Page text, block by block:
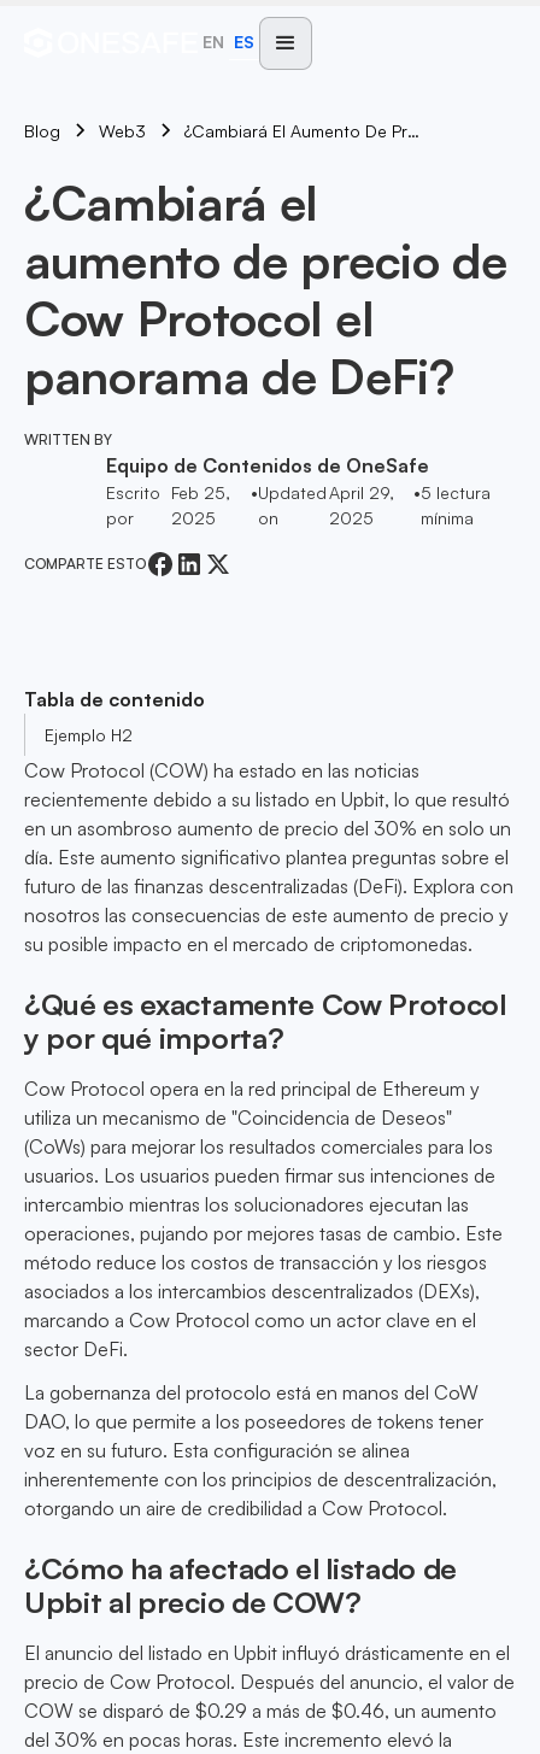
EN ES
Blog Web3 ¿Cambiará El Aumento De Precio De Cow Protocol El Panorama De DeFi?
¿Cambiará el
aumento de precio de
Cow Protocol el
panorama de DeFi?
WRITTEN BY
Equipo de Contenidos de OneSafe
Escrito
por
Feb 25,
2025
•Updated
on
April 29,
2025
•5 lectura
mínima
COMPARTE ESTO
Tabla de contenido
Ejemplo H2
Cow Protocol (COW) ha estado en las noticias
recientemente debido a su listado en Upbit, lo que resultó
en un asombroso aumento de precio del 30% en solo un
día. Este aumento significativo plantea preguntas sobre el
futuro de las finanzas descentralizadas (DeFi). Explora con
nosotros las consecuencias de este aumento de precio y
su posible impacto en el mercado de criptomonedas.
¿Qué es exactamente Cow Protocol
y por qué importa?
Cow Protocol opera en la red principal de Ethereum y
utiliza un mecanismo de "Coincidencia de Deseos"
(CoWs) para mejorar los resultados comerciales para los
usuarios. Los usuarios pueden firmar sus intenciones de
intercambio mientras los solucionadores ejecutan las
operaciones, pujando por mejores tasas de cambio. Este
método reduce los costos de transacción y los riesgos
asociados a los intercambios descentralizados (DEXs),
marcando a Cow Protocol como un actor clave en el
sector DeFi.
La gobernanza del protocolo está en manos del CoW
DAO, lo que permite a los poseedores de tokens tener
voz en su futuro. Esta configuración se alinea
inherentemente con los principios de descentralización,
otorgando un aire de credibilidad a Cow Protocol.
¿Cómo ha afectado el listado de
Upbit al precio de COW?
El anuncio del listado en Upbit influyó drásticamente en el
precio de Cow Protocol. Después del anuncio, el valor de
COW se disparó de $0.29 a más de $0.46, un aumento
del 30% en pocas horas. Este incremento elevó la